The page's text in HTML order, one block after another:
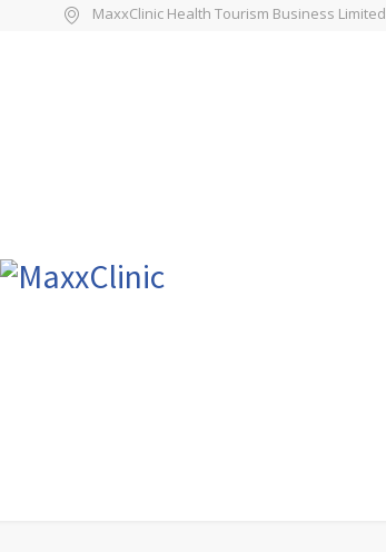
MaxxClinic Health Tourism Business Limited